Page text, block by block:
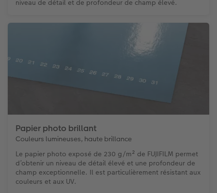
niveau de détail et de profondeur de champ élevé.
Papier photo brillant
Couleurs lumineuses, haute brillance
Le papier photo exposé de 230 g/m² de FUJIFILM permet
d’obtenir un niveau de détail élevé et une profondeur de
champ exceptionnelle. Il est particulièrement résistant aux
couleurs et aux UV.